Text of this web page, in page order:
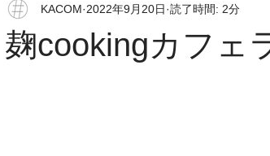
麹cookingカフェ
KACOM 2022年9月20日 読了時間: 2分